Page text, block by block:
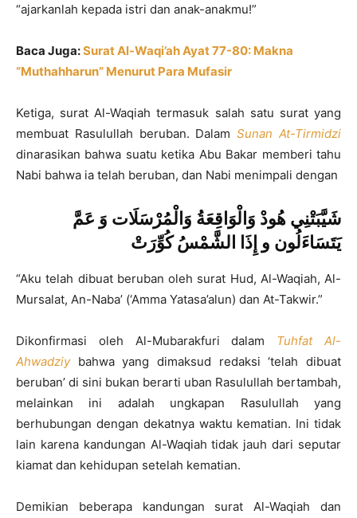
“ajarkanlah kepada istri dan anak-anakmu!”
Baca Juga:Surat Al-Waqi’ah Ayat 77-80: Makna
“Muthahharun” Menurut Para Mufasir
Ketiga, surat Al-Waqiah termasuk salah satu surat yang
membuat Rasulullah beruban. DalamSunan At-Tirmidzi
dinarasikan bahwa suatu ketika Abu Bakar memberi tahu
Nabi bahwa ia telah beruban, dan Nabi menimpali dengan
شَيَّبَتْنِي هُودْ وَالْوَاقِعَةُ وَالْمُرْسَلَات وَ عَمَّ
يَتَسَاءَلُون و إِذَا الشَّمْسُ كُوِّرَتْ
“Aku telah dibuat beruban oleh surat Hud, Al-Waqiah, Al-
Mursalat, An-Naba’ (‘Amma Yatasa’alun) dan At-Takwir.”
Dikonfirmasi oleh Al-Mubarakfuri dalam Tuhfat Al-
Ahwadziybahwa yang dimaksud redaksi ‘telah dibuat
beruban’ di sini bukan berarti uban Rasulullah bertambah,
melainkan ini adalah ungkapan Rasulullah yang
berhubungan dengan dekatnya waktu kematian. Ini tidak
lain karena kandungan Al-Waqiah tidak jauh dari seputar
kiamat dan kehidupan setelah kematian.
Demikian beberapa kandungan surat Al-Waqiah dan